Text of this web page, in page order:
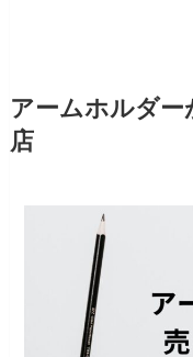
アームホルダー
店